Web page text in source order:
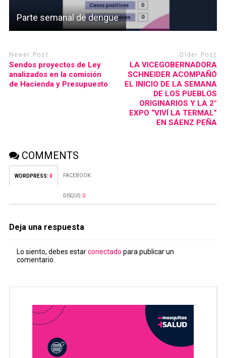
Parte semanal de dengue
Newer Post
Sendos proyectos de Ley
analizados en la comisión
de Hacienda y Presupuesto
Older Post
LA VICEGOBERNADORA
SCHNEIDER ACOMPAÑÓ
EL INICIO DE LA SEMANA
DE LOS PUEBLOS
ORIGINARIOS Y LA 2°
EXPO “VIVÍ LA TERMAL”
EN SÁENZ PEÑA
COMMENTS
WORDPRESS: 0 FACEBOOK:
DISQUS: 0
Deja una respuesta
Lo siento, debes estarconectado para publicar un
comentario.